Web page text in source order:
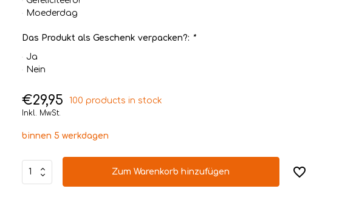
Moederdag
Das Produkt als Geschenk verpacken?: *
Ja
Nein
€29,95 100 products in stock
Inkl. MwSt.
binnen 5 werkdagen
Zum Warenkorb hinzufügen